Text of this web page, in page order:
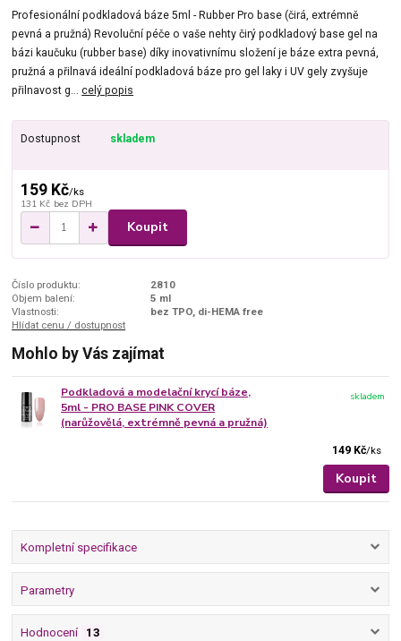
Profesionální podkladová báze 5ml - Rubber Pro base (čirá, extrémně
pevná a pružná) Revoluční péče o vaše nehty čirý podkladový base gel na
bázi kaučuku (rubber base) díky inovativnímu složení je báze extra pevná,
pružná a přilnavá ideální podkladová báze pro gel laky i UV gely zvyšuje
přilnavost g...celý popis
Dostupnost skladem
159 Kč/ks
131 Kč bez DPH
Koupit
Číslo produktu:
2810
Objem balení:
5 ml
Vlastnosti:
bez TPO, di-HEMA free
Hlídat cenu / dostupnost
Mohlo by Vás zajímat
Podkladová a modelační krycí báze,
5ml - PRO BASE PINK COVER
(narůžovělá, extrémně pevná a pružná)
149 Kč/ks
skladem
Koupit
Kompletní specifikace
Parametry
Hodnocení 13